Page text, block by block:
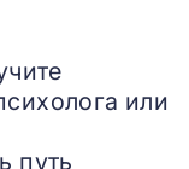
или
путь